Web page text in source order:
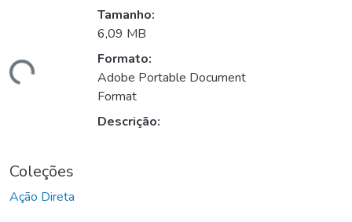
Tamanho:
6,09 MB
Formato:
Adobe Portable Document
Format
Descrição:
Coleções
Ação Direta